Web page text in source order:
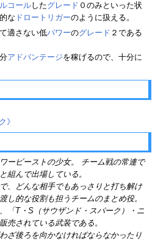
コールしたグレード ０のみといった状
な ドロートリガーのように扱える。
適さない低パワーのグレード ２である
アドバンテージを稼げるので、十分に
》
ービーストの少女。 チーム戦の常連で
組んで出場している。
、どんな相手でもあっさりと打ち解け
し的な役割も担うチームのまとめ役。
「T・S（サウザンド・スパーク）・ニ
売されている武装である。
ざ後ろを向かなければならなかったり